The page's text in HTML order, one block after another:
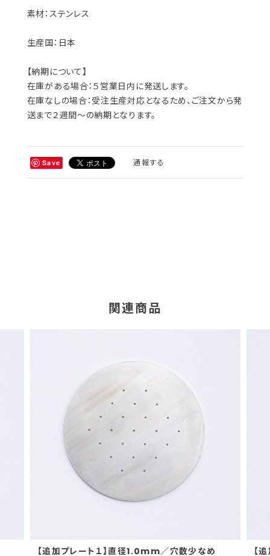
素材：ステンレス
生産国：日本
【納期について】
在庫がある場合：５営業日内に発送します。
在庫なしの場合：受注生産対応となるため、ご注文から発
送まで２週間〜の納期となります。
Save 通報する
関連商品
【追加プレート１】直径1.0mm／穴数少なめ
【